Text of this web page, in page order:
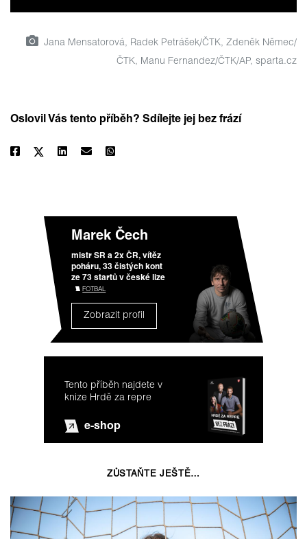
Jana Mensatorová, Radek Petrášek/ČTK, Zdeněk Němec/
ČTK, Manu Fernandez/ČTK/AP, sparta.cz
Oslovil Vás tento příběh? Sdílejte jej bez frází
Marek Čech
mistr SR a 2x ČR, vítěz
poháru, 33 čistých kont
ze 73 startů v české lize
FOTBAL
Zobrazit profil
Tento příběh najdete v
knize Hrdě za repre
e-shop
ZŮSTAŇTE JEŠTĚ…